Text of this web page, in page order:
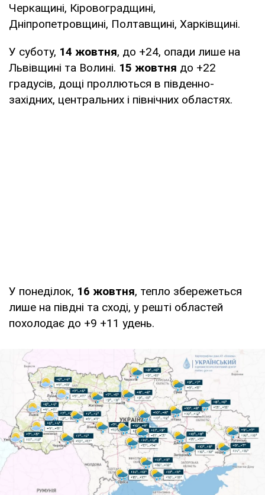
Черкащині, Кіровоградщині,
Дніпропетровщині, Полтавщині, Харківщині.
У суботу, 14 жовтня, до +24, опади лише на
Львівщині та Волині. 15 жовтня до +22
градусів, дощі проллються в південно-
західних, центральних і північних областях.
У понеділок, 16 жовтня, тепло збережеться
лише на півдні та сході, у решті областей
похолодає до +9 +11 удень.